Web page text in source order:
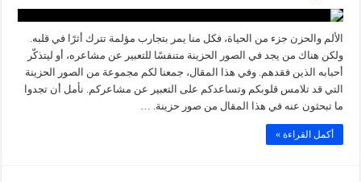
الألم والحزن جزء من الحياة، فكل منا يمر بتجارب مؤلمة تترك أثرًا في قلبه.
ولكن هناك من يجد في الصور الحزينة متنفسًا للتعبير عن مشاعره، أو ليتذكّر
أحبابه الذين فقدهم. وفي هذا المقال، جمعنا لكم مجموعة من الصور الحزينة
التي قد تلامس قلوبكم وتساعدكم على التعبير عن مشاعركم. نأمل أن تجدوا
ما تبحثون عنه في هذا المقال من صور حزينة. …
أكمل القراءة »